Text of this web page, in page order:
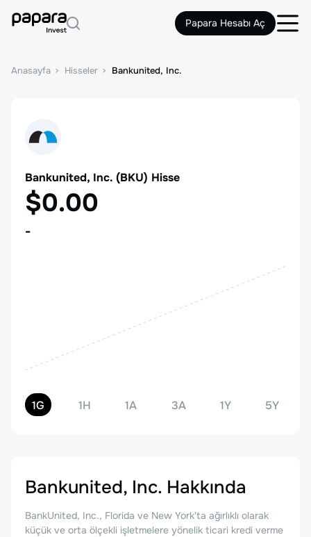
Papara Hesabı Aç
Anasayfa Hisseler Bankunited, Inc.
Bankunited, Inc. (BKU) Hisse
$0.00
-
1G 1H 1A 3A 1Y 5Y
Bankunited, Inc. Hakkında
BankUnited, Inc., Florida ve New York'ta ağırlıklı olarak
küçük ve orta ölçekli işletmelere yönelik ticari kredi verme